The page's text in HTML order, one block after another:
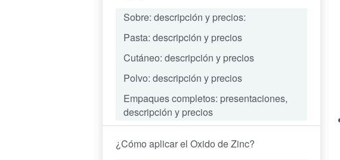
Sobre: descripción y precios:
Pasta: descripción y precios
Cutáneo: descripción y precios
Polvo: descripción y precios
Empaques completos: presentaciones,
descripción y precios
¿Cómo aplicar el Oxido de Zinc?